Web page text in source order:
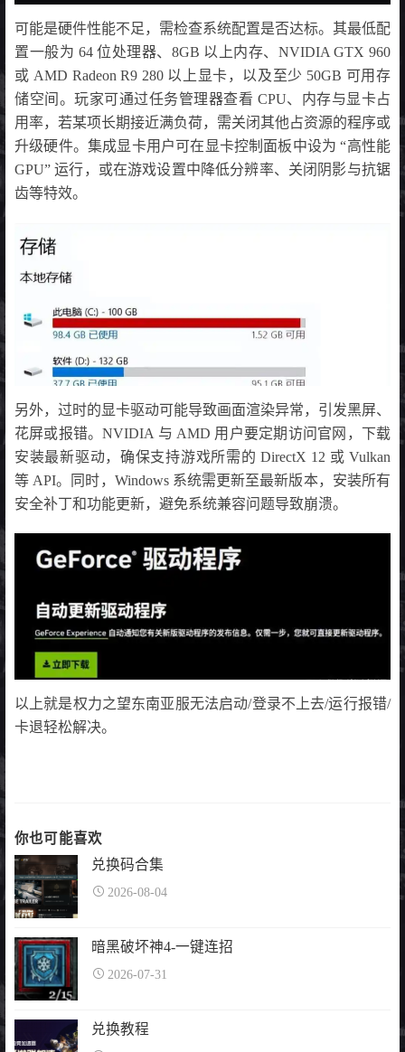
可能是硬件性能不足，需检查系统配置是否达标。其最低配
置一般为 64 位处理器、8GB 以上内存、NVIDIA GTX 960
或 AMD Radeon R9 280 以上显卡，以及至少 50GB 可用存
储空间。玩家可通过任务管理器查看 CPU、内存与显卡占
用率，若某项长期接近满负荷，需关闭其他占资源的程序或
升级硬件。集成显卡用户可在显卡控制面板中设为 “高性能
GPU” 运行，或在游戏设置中降低分辨率、关闭阴影与抗锯
齿等特效。
另外，过时的显卡驱动可能导致画面渲染异常，引发黑屏、
花屏或报错。NVIDIA 与 AMD 用户要定期访问官网，下载
安装最新驱动，确保支持游戏所需的 DirectX 12 或 Vulkan
等 API。同时，Windows 系统需更新至最新版本，安装所有
安全补丁和功能更新，避免系统兼容问题导致崩溃。
以上就是权力之望东南亚服无法启动/登录不上去/运行报错/
卡退轻松解决。
你也可能喜欢
兑换码合集
2026-08-04
暗黑破坏神4-一键连招
2026-07-31
兑换教程